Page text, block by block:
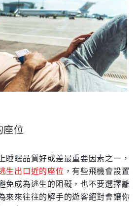
座位
睡眠品質好或差最重要因素之一，
生出口近的座位 ，有些飛機會設置
免成為逃生的阻礙，也不要選擇離
來來往往的解手的遊客絕對會讓你